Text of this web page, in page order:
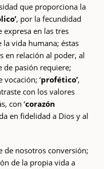
que proporciona la
, por la fecundidad
expresa en las tres
vida humana; éstas
en relación al poder, al
de pasión requiere;
vocación; ‘profético’,
con los valores
con ‘corazón
en fidelidad a Dios y al
de nosotros conversión;
de la propia vida a